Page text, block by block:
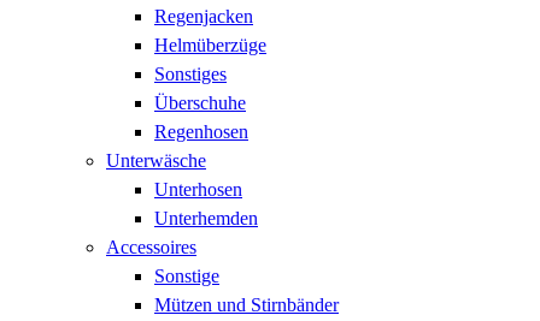
Regenjacken
Helmüberzüge
Sonstiges
Überschuhe
Regenhosen
Unterwäsche
Unterhosen
Unterhemden
Accessoires
Sonstige
Mützen und Stirnbänder